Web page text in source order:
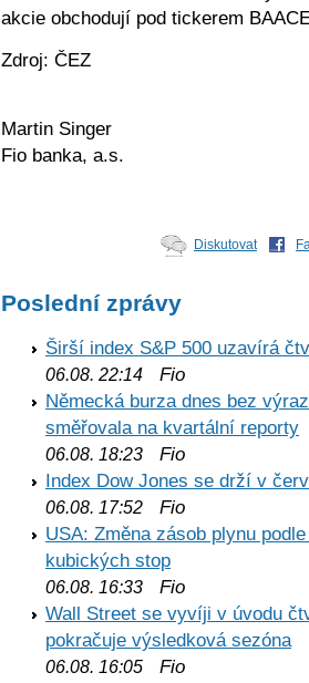
akcie obchodují pod tickerem
Zdroj: ČEZ
Martin Singer
Fio banka, a.s.
Diskutovat
Poslední zprávy
Širší index S&P 500 uzavírá
06.08. 22:14 Fio
Německá burza dnes bez
směřovala na kvartální reporty
06.08. 18:23 Fio
Index Dow Jones se drží v
06.08. 17:52 Fio
USA: Změna zásob plynu
kubických stop
06.08. 16:33 Fio
Wall Street se vyvíji v úvodu
pokračuje výsledková sezóna
06.08. 16:05 Fio